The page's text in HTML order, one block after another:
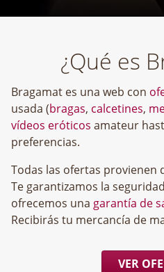
¿Qué es
Bragamat es una web con
usada (bragas, calcetines,
vídeos eróticos amateur
preferencias.
Todas las ofertas provienen
Te garantizamos la
ofrecemos una garantía de
Recibirás tu mercancía de
VER